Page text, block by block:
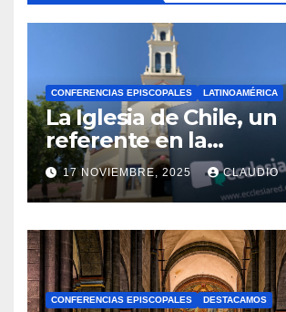
CONFERENCIAS EPISCOPALES LATINOAMÉRICA
La Iglesia de Chile, un
referente en la
transformación digital
gracias a Ecclesiared
17 NOVIEMBRE, 2025 CLAUDIO
CONFERENCIAS EPISCOPALES DESTACAMOS